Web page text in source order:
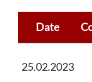
Date
25.02.2023